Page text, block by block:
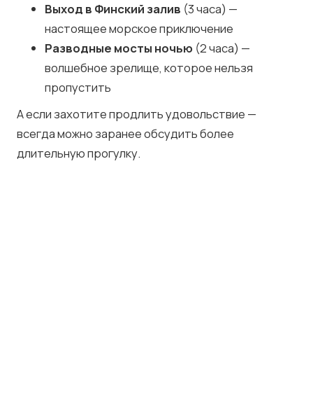
Выход в Финский залив (3 часа) —
настоящее морское приключение
Разводные мосты ночью (2 часа) —
волшебное зрелище, которое нельзя
пропустить
А если захотите продлить удовольствие —
всегда можно заранее обсудить более
длительную прогулку.